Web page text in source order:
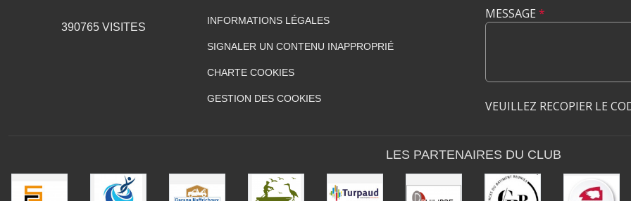
390765 VISITES
INFORMATIONS LÉGALES
SIGNALER UN CONTENU INAPPROPRIÉ
CHARTE COOKIES
GESTION DES COOKIES
MESSAGE *
VEUILLEZ RECOPIER LE
LES PARTENAIRES DU CLUB